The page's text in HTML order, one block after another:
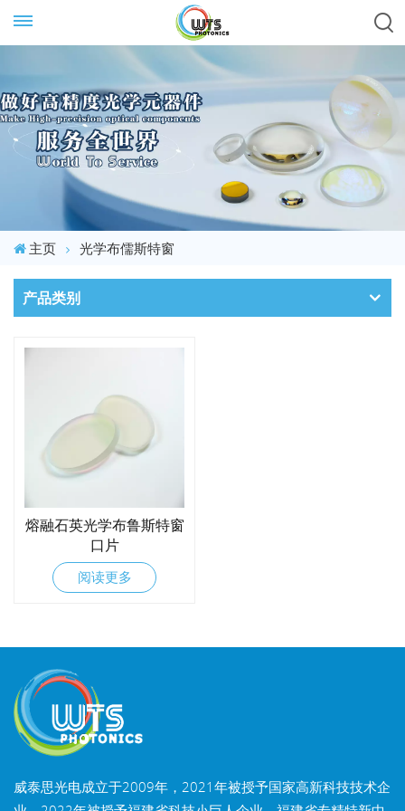
主页 光学布儒斯特窗
产品类别
熔融石英光学布鲁斯特窗
口片
阅读更多
威泰思光电成立于2009年，2021年被授予国家高新科技技术企